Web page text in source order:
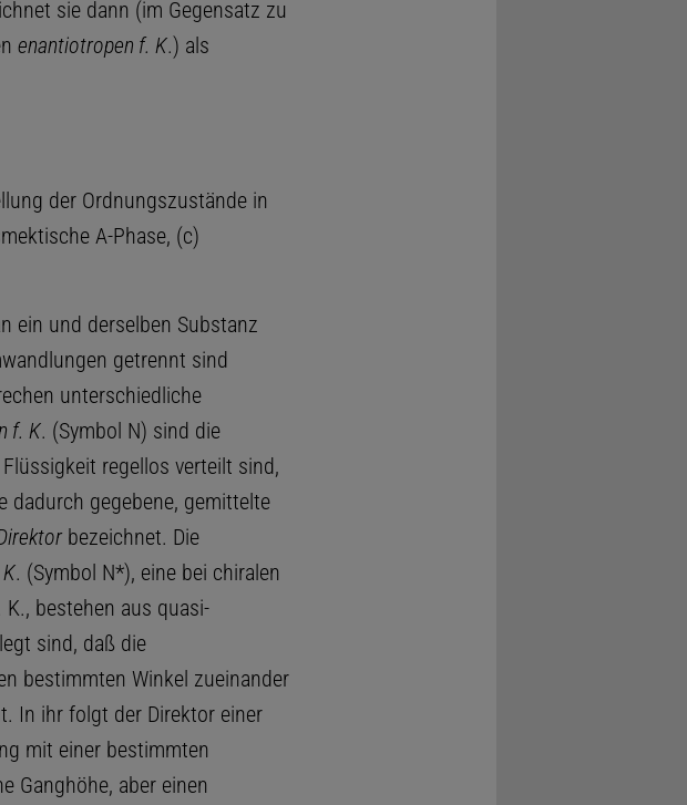
sie dann (im Gegensatz zu
enantiotropen f. K.) als
der Ordnungszustände in
A-Phase, (c)
ein und derselben Substanz
getrennt sind
unterschiedliche
f. K. (Symbol N) sind die
regellos verteilt sind,
dadurch gegebene, gemittelte
bezeichnet. Die
. (Symbol N*), eine bei chiralen
bestehen aus quasi-
sind, daß die
bestimmten Winkel zueinander
In ihr folgt der Direktor einer
mit einer bestimmten
Ganghöhe, aber einen